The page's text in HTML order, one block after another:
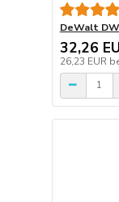
DeWalt
32,26
26,23 EUR